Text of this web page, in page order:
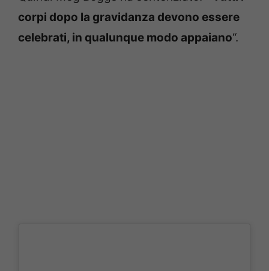
corpi dopo la gravidanza devono essere
celebrati, in qualunque modo appaiano“.